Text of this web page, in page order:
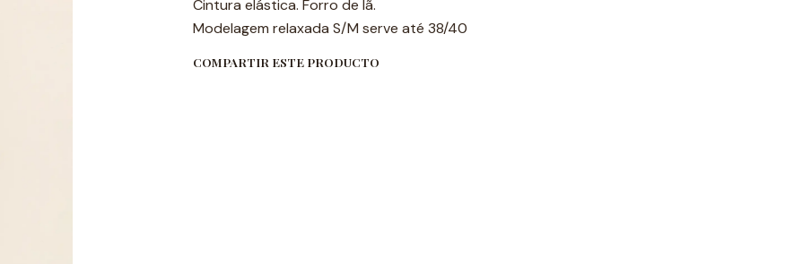
Cintura elástica. Forro de lã.
Modelagem relaxada S/M serve até 38/40
COMPARTIR ESTE PRODUCTO